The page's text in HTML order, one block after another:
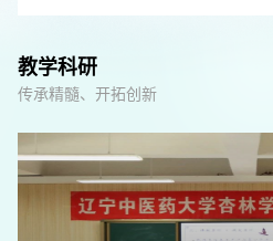
教学科研
传承精髓、开拓创新